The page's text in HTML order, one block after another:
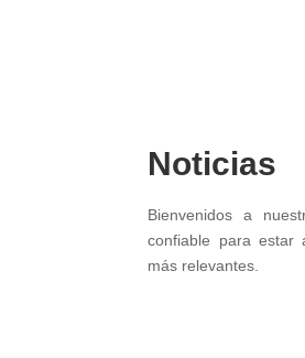
Noticias
Bienvenidos a
confiable para estar
más relevantes.